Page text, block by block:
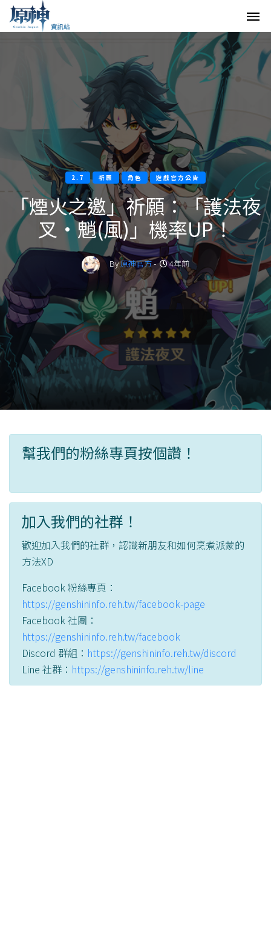
2.7 祈願 角色 遊戲官方公告
「煙火之邀」祈願：「護法夜
叉·魈(風)」機率UP！
By原神官方- 4年前
幫我們的粉絲專頁按個讚！
加入我們的社群！
歡迎加入我們的社群，認識新朋友和如何烹煮派蒙的
方法XD
Facebook 粉絲專頁：
https://genshininfo.reh.tw/facebook-page
Facebook 社團：
https://genshininfo.reh.tw/facebook
Discord 群組： https://genshininfo.reh.tw/discord
Line 社群： https://genshininfo.reh.tw/line